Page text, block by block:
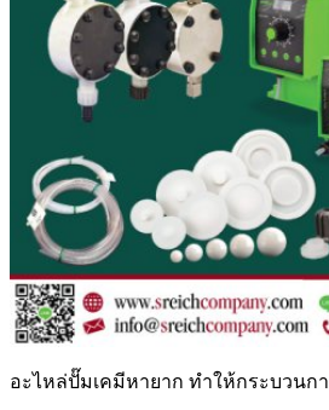
อะไหล่ปั๊มเคมีหายาก ทำให้กระบวนก